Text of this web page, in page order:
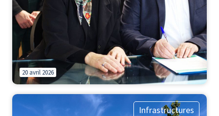
20 avril 2026
Infrastructures